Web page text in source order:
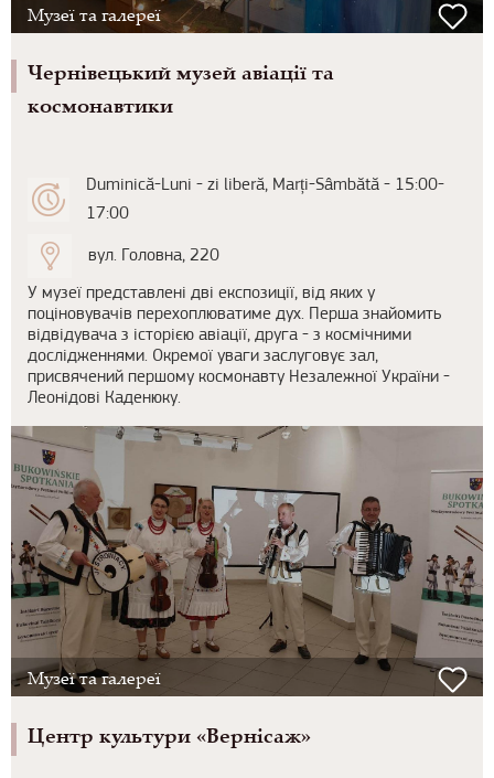
Музеї та галереї
Чернiвецький музей авiацiї та
космонавтики
Duminică-Luni - zi liberă, Marți-Sâmbătă - 15:00-
17:00
вул. Головна, 220
У музеї представлені дві експозиції, від яких у
поціновувачів перехоплюватиме дух. Перша знайомить
відвідувача з історією авіації, друга - з космічними
дослідженнями. Окремої уваги заслуговує зал,
присвячений першому космонавту Незалежної України -
Леонідові Каденюку.
Музеї та галереї
Центр культури «Вернісаж»